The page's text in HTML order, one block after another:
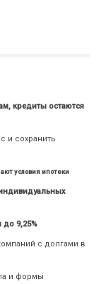
кредиты остаются
и сохранить
условия ипотеки
до 9,25%
с долгами в
и формы